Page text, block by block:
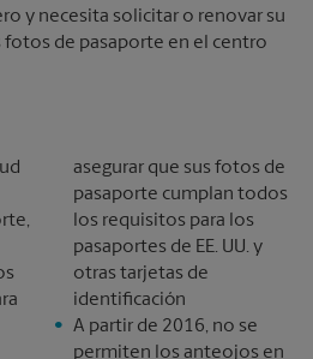
y necesita solicitar o renovar su
fotos de pasaporte en el centro
asegurar que sus fotos de
pasaporte cumplan todos
los requisitos para los
pasaportes de EE. UU. y
otras tarjetas de
identificación
A partir de 2016, no se
permiten los anteojos en